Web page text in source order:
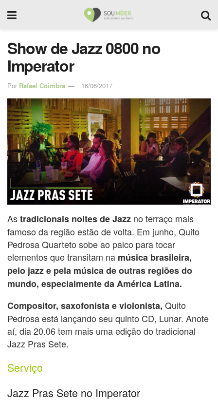
Show de Jazz 0800 no
Imperator
Por Rafael Coimbra 16/06/2017
Astradicionais noites de Jazz no terraço mais
famoso da região estão de volta. Em junho, Quito
Pedrosa Quarteto sobe ao palco para tocar
elementos que transitam na música brasileira,
pelo jazz e pela música de outras regiões do
mundo, especialmente da América Latina.
Compositor, saxofonista e violonista, Quito
Pedrosa está lançando seu quinto CD, Lunar. Anote
aí, dia 20.06 tem mais uma edição do tradicional
Jazz Pras Sete.
Serviço
Jazz Pras Sete no Imperator